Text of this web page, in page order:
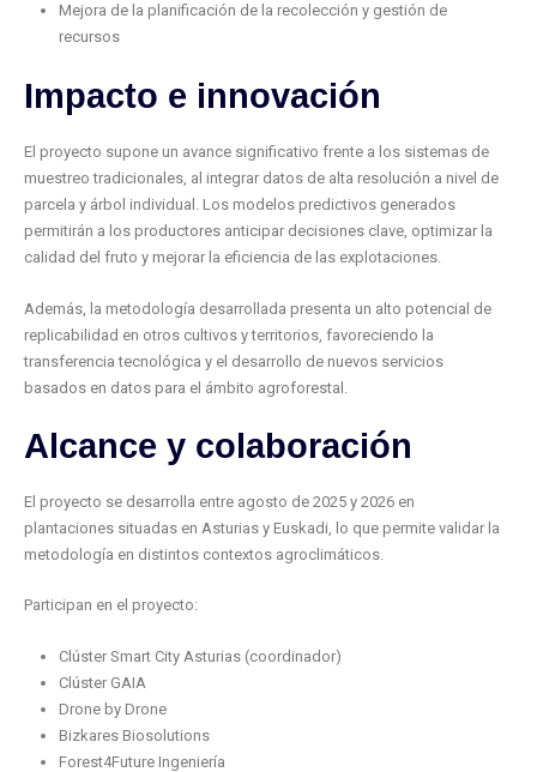
Mejora de la planificación de la recolección y gestión de
recursos
Impacto e innovación
El proyecto supone un avance significativo frente a los sistemas de
muestreo tradicionales, al integrar datos de alta resolución a nivel de
parcela y árbol individual. Los modelos predictivos generados
permitirán a los productores anticipar decisiones clave, optimizar la
calidad del fruto y mejorar la eficiencia de las explotaciones.
Además, la metodología desarrollada presenta un alto potencial de
replicabilidad en otros cultivos y territorios, favoreciendo la
transferencia tecnológica y el desarrollo de nuevos servicios
basados en datos para el ámbito agroforestal.
Alcance y colaboración
El proyecto se desarrolla entre agosto de 2025 y 2026 en
plantaciones situadas en Asturias y Euskadi, lo que permite validar la
metodología en distintos contextos agroclimáticos.
Participan en el proyecto:
Clúster Smart City Asturias (coordinador)
Clúster GAIA
Drone by Drone
Bizkares Biosolutions
Forest4Future Ingeniería